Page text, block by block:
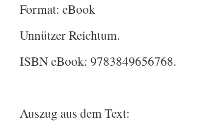
Format: eBook
Unnützer Reichtum.
ISBN eBook: 9783849656768.
Auszug aus dem Text: